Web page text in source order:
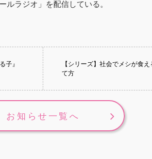
ラ‌ジ‌オ」‌を‌配‌信‌し‌て‌い‌る。
子』
【シリーズ】社会でメシが食
て方
お知らせ一覧へ